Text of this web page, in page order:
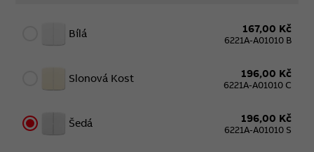
Bílá 167,00 Kč
6221A-A01010 B
Slonová Kost 196,00 Kč
6221A-A01010 C
Šedá 196,00 Kč
6221A-A01010 S